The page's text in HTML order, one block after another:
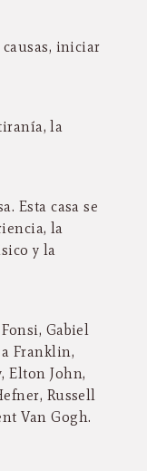
iniciar
la
Esta casa se
la
y la
Gabiel
Franklin,
Elton John,
Russell
Van Gogh.